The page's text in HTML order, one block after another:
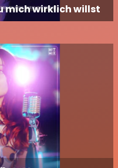
mich wirklich willst